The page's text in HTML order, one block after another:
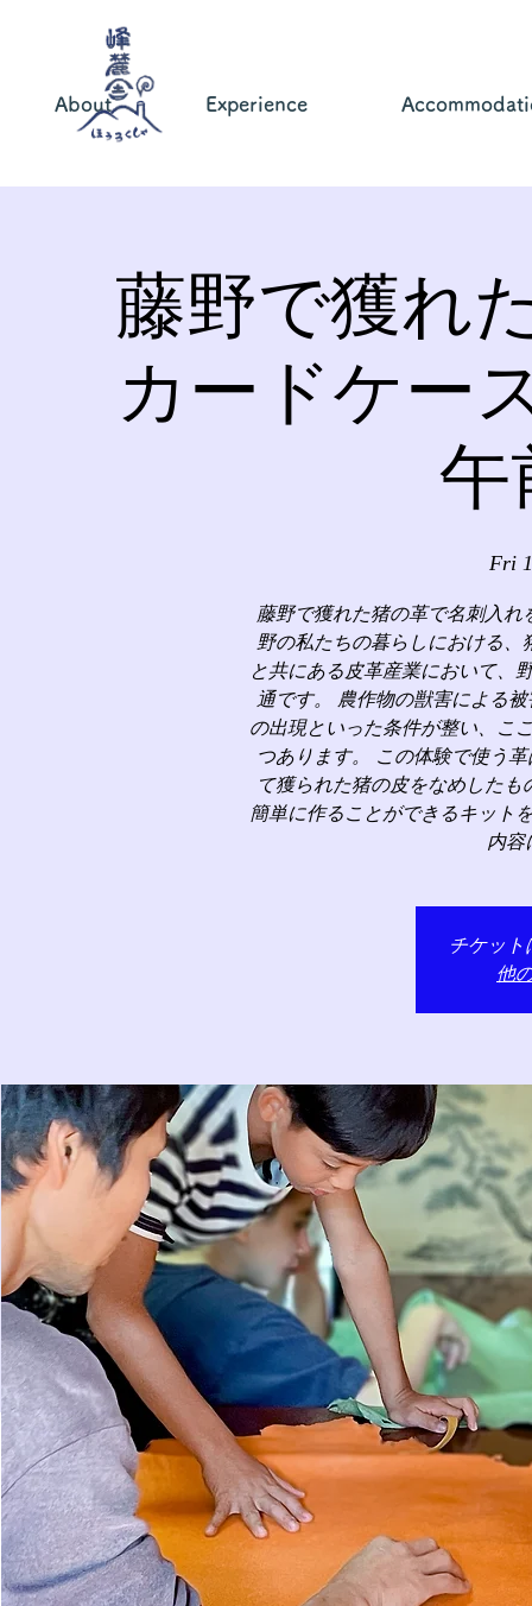
About Experience
藤野で獲れ
カードケー
午
Fri
藤野で獲れた猪の革で名刺入
野の私たちの暮らしにおける
と共にある皮革産業において、
通です。 農作物の獣害による
の出現といった条件が整い、こ
つあります。 この体験で使う
て獲られた猪の皮をなめした
簡単に作ることができるキット
内容
チケット
他